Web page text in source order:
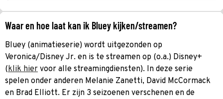
Waar en hoe laat kan ik Bluey kijken/streamen?
Bluey (animatieserie) wordt uitgezonden op
Veronica/Disney Jr. en is te streamen op (o.a.) Disney+
(klik hier voor alle streamingdiensten). In deze serie
spelen onder anderen Melanie Zanetti, David McCormack
en Brad Elliott. Er zijn 3 seizoenen verschenen en de